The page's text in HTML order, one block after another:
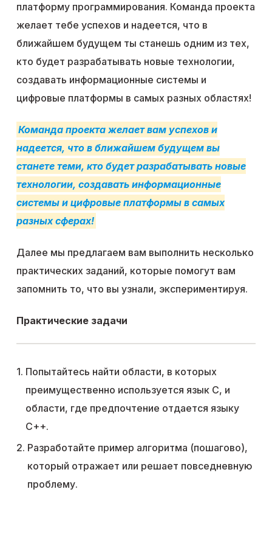
платформу программирования. Команда проекта
желает тебе успехов и надеется, что в
ближайшем будущем ты станешь одним из тех,
кто будет разрабатывать новые технологии,
создавать информационные системы и
цифровые платформы в самых разных областях!
Команда проекта желает вам успехов и
надеется, что в ближайшем будущем вы
станете теми, кто будет разрабатывать новые
технологии, создавать информационные
системы и цифровые платформы в самых
разных сферах!
Далее мы предлагаем вам выполнить несколько
практических заданий, которые помогут вам
запомнить то, что вы узнали, экспериментируя.
Практические задачи
Попытайтесь найти области, в которых
преимущественно используется язык C, и
области, где предпочтение отдается языку
C++.
Разработайте пример алгоритма (пошагово),
который отражает или решает повседневную
проблему.